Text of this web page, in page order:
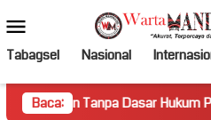
ke
kontenMobile
Tabagsel Nasional
Baca:
Dasar Hukum Picu Keresahan